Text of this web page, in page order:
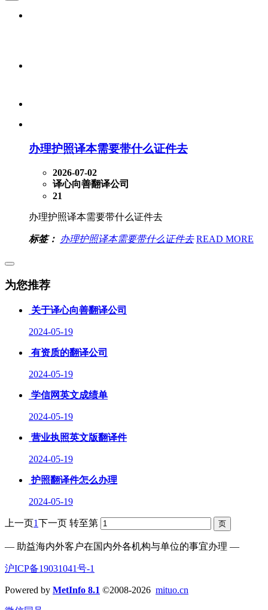
办理护照译本需要带什么证件去
2026-07-02
译心向善翻译公司
21
办理护照译本需要带什么证件去
标签： 办理护照译本需要带什么证件去 READ MORE
为您推荐
关于译心向善翻译公司
2024-05-19
有资质的翻译公司
2024-05-19
学信网英文成绩单
2024-05-19
营业执照英文版翻译件
2024-05-19
护照翻译件怎么办理
2024-05-19
上一页1下一页 转至第
— 助益海内外客户在国内外各机构与单位的事宜办理 —
沪ICP备19031041号-1
Powered by MetInfo 8.1 ©2008-2026 mituo.cn